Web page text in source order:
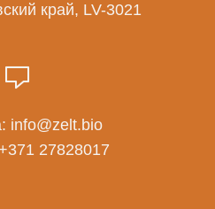
край, LV-3021
info@zelt.bio
27828017